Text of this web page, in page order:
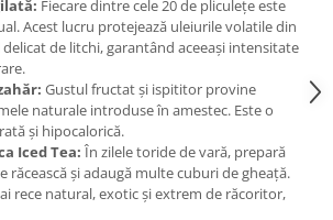
Fiecare dintre cele 20 de pliculețe este
Acest lucru protejează uleiurile volatile din
de litchi, garantând aceeași intensitate
Gustul fructat și ispititor provine
naturale introduse în amestec. Este o
și hipocalorică.
Iced Tea: În zilele toride de vară, prepară
răcească și adaugă multe cuburi de gheață.
rece natural, exotic și extrem de răcoritor,